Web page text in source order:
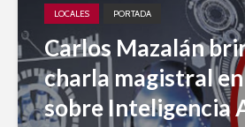
LOCALES PORTADA
Carlos Mazalán
charla magistral
sobre Inteligencia